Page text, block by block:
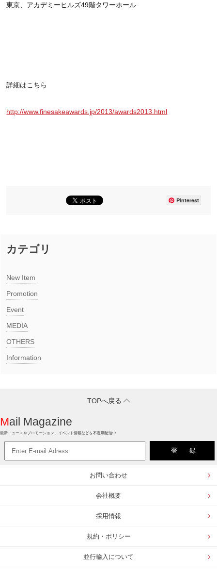
東京、アカデミーヒルズ49階タワーホール
詳細はこちら
http://www.finesakeawards.jp/2013/awards2013.html
Pinterest
カテゴリ
New Item​
Promotion
Event
MEDIA​
OTHERS
Information
TOPへ戻る
Mail Magazine
最新ニュースやプロモーション、イベント情報などを不定期配信中
お問い合わせ
会社概要
採用情報
規約・ポリシー
並行輸入について